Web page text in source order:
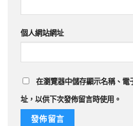
個人網站網址
在瀏覽器中儲存顯示名稱、電
址，以供下次發佈留言時使用。